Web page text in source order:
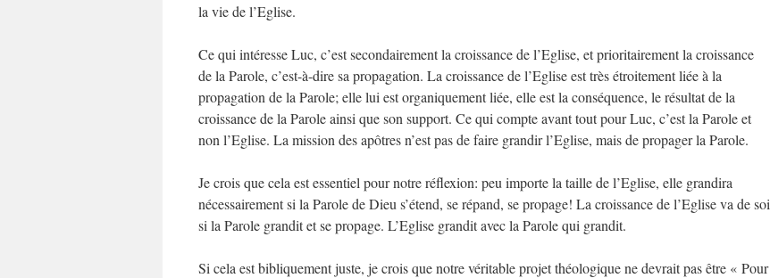
la vie de l’Eglise.
Ce qui intéresse Luc, c’est secondairement la croissance de l’Eglise, et prioritairement la croissance
de la Parole, c’est-à-dire sa propagation. La croissance de l’Eglise est très étroitement liée à la
propagation de la Parole; elle lui est organiquement liée, elle est la conséquence, le résultat de la
croissance de la Parole ainsi que son support. Ce qui compte avant tout pour Luc, c’est la Parole et
non l’Eglise. La mission des apôtres n’est pas de faire grandir l’Eglise, mais de propager la Parole.
Je crois que cela est essentiel pour notre réflexion: peu importe la taille de l’Eglise, elle grandira
nécessairement si la Parole de Dieu s’étend, se répand, se propage! La croissance de l’Eglise va de soi
si la Parole grandit et se propage. L’Eglise grandit avec la Parole qui grandit.
Si cela est bibliquement juste, je crois que notre véritable projet théologique ne devrait pas être « Pour